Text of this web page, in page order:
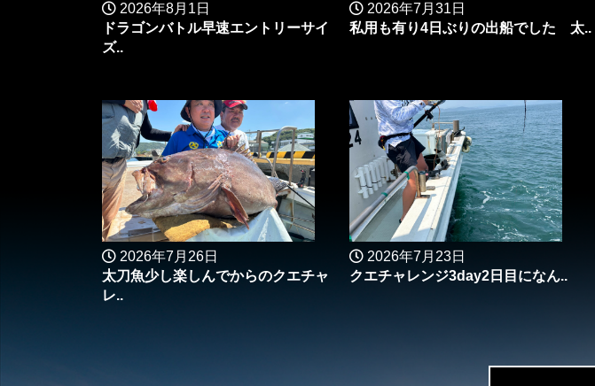
2026年8月1日
ドラゴンバトル早速エントリーサイ
ズ..
2026年7月31日
私用も有り4日ぶりの出船でした 太..
2026年7月26日
太刀魚少し楽しんでからのクエチャ
レ..
2026年7月23日
クエチャレンジ3day2日目になん..